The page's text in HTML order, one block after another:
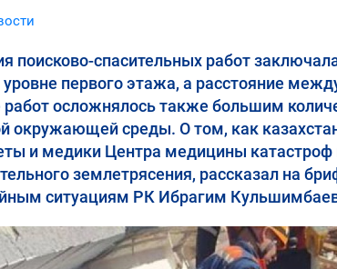
поисково-спасительных работ
первого этажа, а расстояние
работ осложнялось также большим
окружающей среды. О том, как
и медики Центра медицины
землетрясения, рассказал на
ситуациям РК Ибрагим